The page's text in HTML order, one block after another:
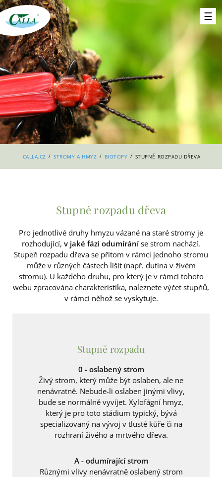
CALLA.CZ / STROMY A HMYZ / BIOTOPY / STUPNĚ ROZPADU DŘEVA
Stupně rozpadu dřeva
Pro jednotlivé druhy hmyzu vázané na staré stromy je
rozhodující, v jaké fázi odumíráníse strom nachází.
Stupeň rozpadu dřeva se přitom v rámci jednoho stromu
může v různých částech lišit (např. dutina v živém
stromu). U každého druhu, pro který je v rámci tohoto
webu zpracována charakteristika, naleznete výčet stupňů,
v rámci něhož se vyskytuje.
Stupně rozpadu
0 - oslabený strom
Živý strom, který může být oslaben, ale ne
nenávratně. Nebude-li oslaben jinými vlivy,
bude se normálně vyvíjet. Xylofágní hmyz,
který je pro toto stádium typický, bývá
specializovaný na vývoj v tlusté kůře či na
rozhraní živého a mrtvého dřeva.
A - odumírající strom
Různými vlivy nenávratně oslabený strom